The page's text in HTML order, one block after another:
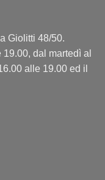
Giolitti 48/50.
dal martedì al
alle 19.00 ed il